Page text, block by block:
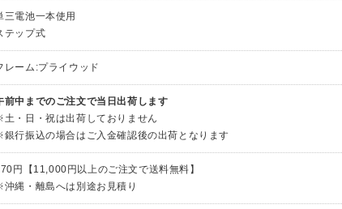
三電池一本使用
テップ式
レーム:プライウッド
前中までのご注文で当日出荷します
・日・祝は出荷しておりません
行振込の場合はご入金確認後の出荷となります
円【11,000円以上のご注文で送料無料】
縄・離島へは別途お見積り